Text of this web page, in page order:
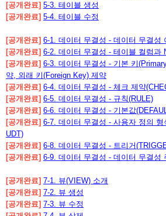
[공개완료] 5-3. 테이블 생성
[공개완료] 5-4. 테이블 수정
[공개완료] 6-1. 데이터 무결성 - 데이터 무결성
[공개완료] 6-2. 데이터 무결성 - 테이블 컬럼과
[공개완료] 6-3. 데이터 무결성 - 기본 키
약, 외래 키(Foreign Key) 제약
[공개완료] 6-4. 데이터 무결성 - 체크 제약
[공개완료] 6-5. 데이터 무결성 - 규칙(RULE)
[공개완료] 6-6. 데이터 무결성 - 기본값
[공개완료] 6-7. 데이터 무결성 - 사용자 정의 형
UDT)
[공개완료] 6-8. 데이터 무결성 - 트리거
[공개완료] 6-9. 데이터 무결성 - 데이터 무결성
[공개완료] 7-1. 뷰(VIEW) 소개
[공개완료] 7-2. 뷰 생성
[공개완료] 7-3. 뷰 수정